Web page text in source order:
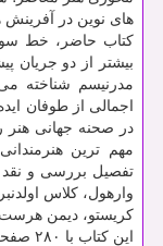
های نوین در
کتاب حاضر، خط
بیشتر از دو جریان
مدرنیسم شناخته
اجمالی از طوفان
در صحنه جهانی هنر
مهم ترین
تفصیل بررسی و نقد
وارهول، کلاس
کریستو، دیمن
این کتاب با ۲۸۰ صفحه انتشار یافته است.